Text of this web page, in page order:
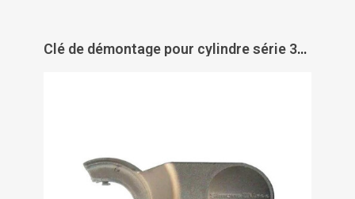
Clé de démontage pour cylindre série 3061 - SIMONS VOSS